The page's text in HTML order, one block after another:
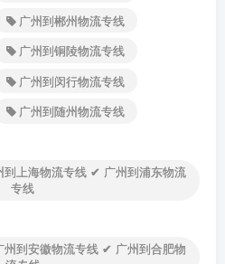
广州到郴州物流专线
广州到铜陵物流专线
广州到闵行物流专线
广州到随州物流专线
到上海物流专线 ✔ 广州到浦东物流
专线
州到安徽物流专线 ✔ 广州到合肥物